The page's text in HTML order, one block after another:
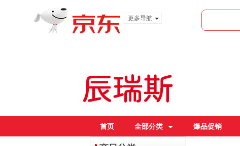
更多导航
首页 全部分类 爆品促销